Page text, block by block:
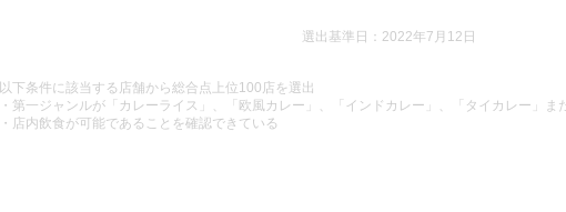
選出基準日：2022年7月12日
以下条件に該当する店舗から総合点上位100店を選出
・第一ジャンルが「カレーライス」、「欧風カレー」、「インドカレー」、「タイカレー」ま
・店内飲食が可能であることを確認できている